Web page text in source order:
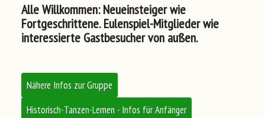
Alle Willkommen: Neueinsteiger wie
Fortgeschrittene. Eulenspiel-Mitglieder wie
interessierte Gastbesucher von außen.
Nähere Infos zur Gruppe
Historisch-Tanzen-Lernen - Infos für Anfänger